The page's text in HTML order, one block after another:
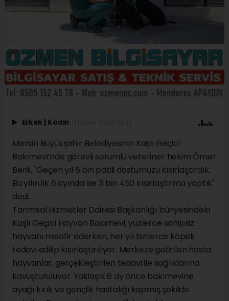
Erkek | Kadın
Mersin Büyükşehir Belediyesinin Kaşlı Geçici
Bakımevi’nde görevli sorumlu veteriner hekim Ömer
Benli, "Geçen yıl 6 bin patili dostumuzu kısırlaştırdık.
Bu yılın ilk 6 ayında ise 3 bin 450 kısırlaştırma yaptık"
dedi.
Tarımsal Hizmetler Dairesi Başkanlığı bünyesindeki
Kaşlı Geçici Hayvan Bakımevi, yüzlerce sahipsiz
hayvanı misafir ederken, her yıl binlerce köpek
tedavi edilip kısırlaştırılıyor. Merkeze getirilen hasta
hayvanlar, gerçekleştirilen tedavi ile sağlıklarına
kavuşturuluyor. Yaklaşık 6 ay önce bakımevine
ayağı kırık ve gençlik hastalığı kapmış şekilde